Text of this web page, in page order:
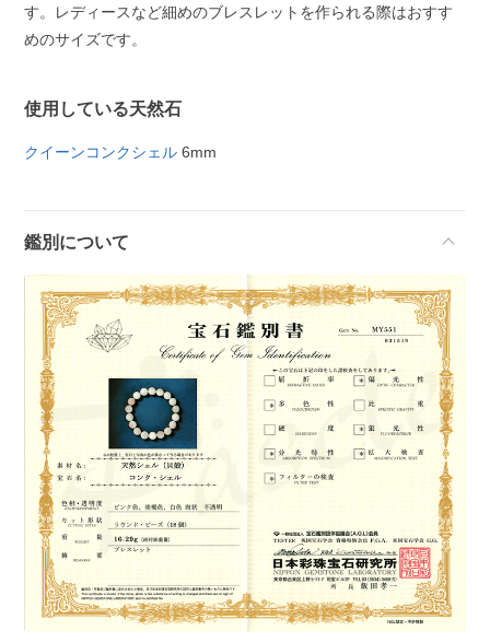
す。レディースなど細めのブレスレットを作られる際はおすす
めのサイズです。
使用している天然石
クイーンコンクシェル 6mm
鑑別について